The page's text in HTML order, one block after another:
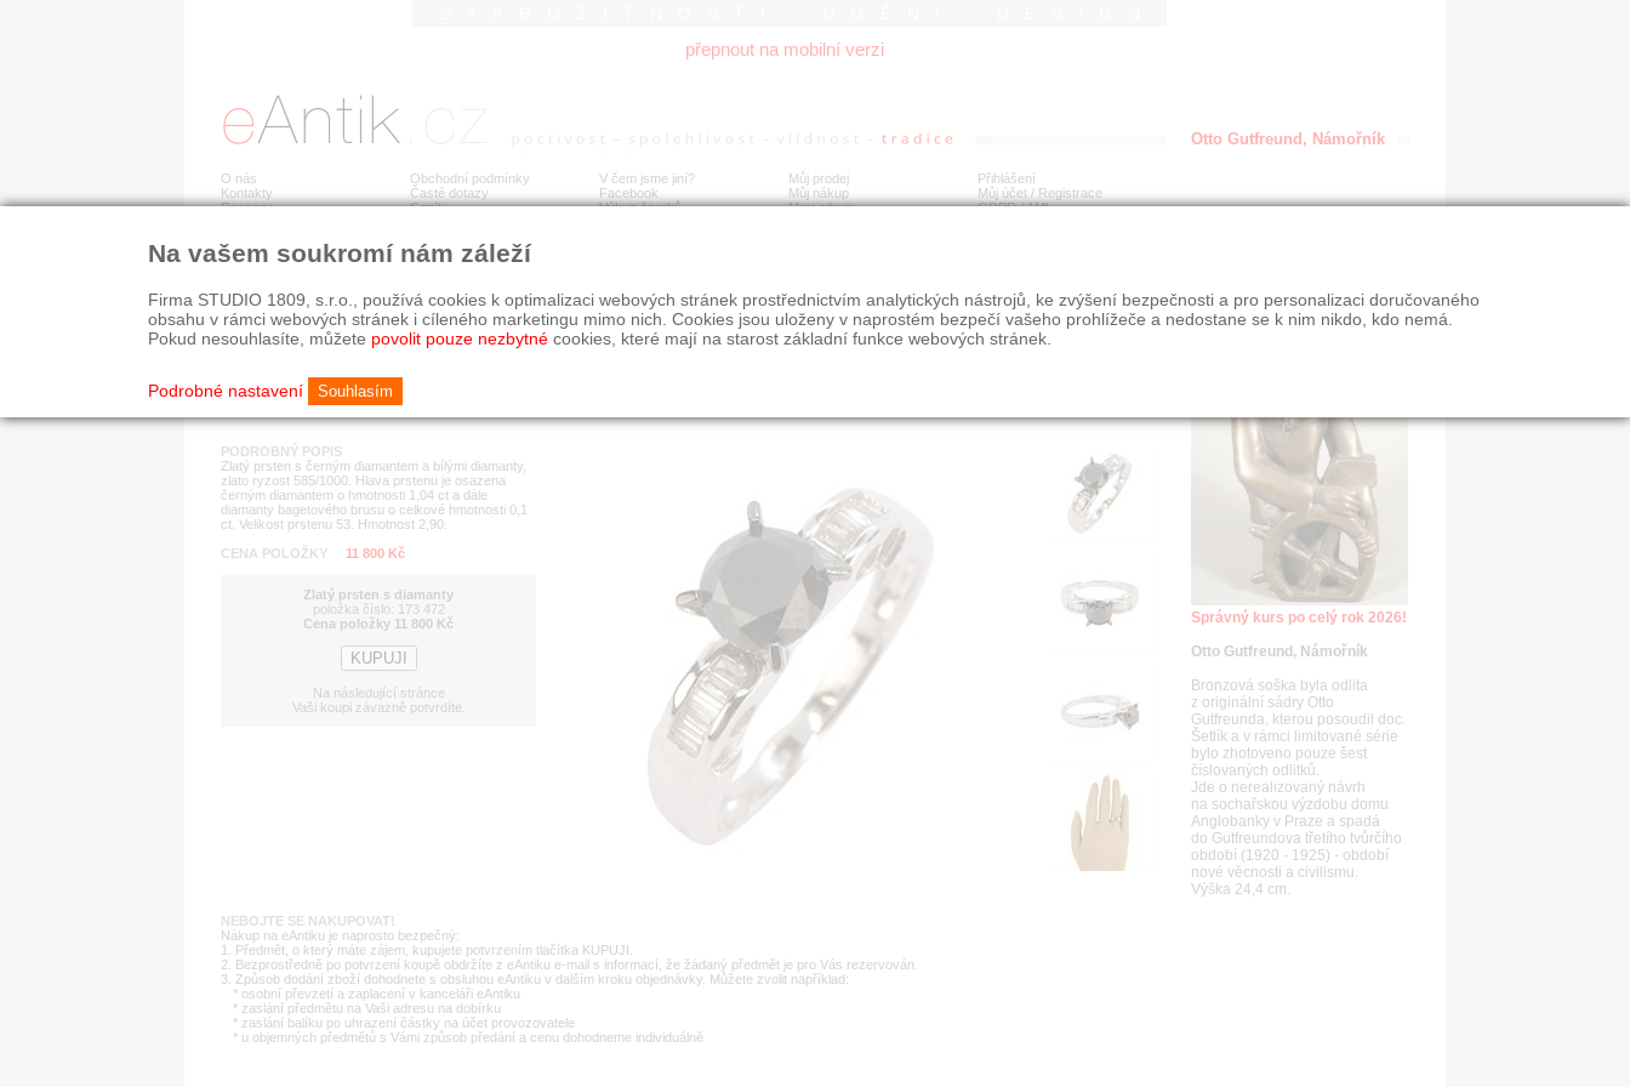
přepnout na mobilní verzi
O nás
Kontakty
Recenze
Obchodní podmínky
Časté dotazy
Ceník
V čem jsme jiní?
Facebook
Výkup šperků
Můj prodej
Můj nákup
Moje album
Přihlášení
Můj účet / Registrace
GDPR/AML
Detail položky č. 173 472 Zlatý prsten s diamanty
PODROBNÝ POPIS
Zlatý prsten s černým diamantem a bílými diamanty,
zlato ryzost 585/1000. Hlava prstenu je osazena
černým diamantem o hmotnosti 1,04 ct a dále
diamanty bagetového brusu o celkové hmotnosti 0,1
ct. Velikost prstenu 53. Hmotnost 2,90.
CENA POLOŽKY
11 800 Kč
Zlatý prsten s diamanty
položka číslo: 173 472
Cena položky 11 800 Kč
Na následující stránce
Vaši koupi závazně potvrdíte.
NEBOJTE SE NAKUPOVAT!
Nákup na eAntiku je naprosto bezpečný:
1. Předmět, o který máte zájem, kupujete potvrzením tlačítka KUPUJI.
2. Bezprostředně po potvrzení koupě obdržíte z eAntiku e-mail s informací, že žádaný předmět je pro Vás rezervován.
3. Způsob dodání zboží dohodnete s obsluhou eAntiku v dalším kroku objednávky. Můžete zvolit například:
* osobní převzetí a zaplacení v kanceláři eAntiku
* zaslání předmětu na Vaši adresu na dobírku
* zaslání balíku po uhrazení částky na účet provozovatele
* u objemných předmětů s Vámi způsob předání a cenu dohodneme individuálně
Otto Gutfreund, Námořník
Správný kurs po celý rok 2026!
Otto Gutfreund, Námořník
Bronzová soška byla odlita
z originální sádry Otto
Gutfreunda, kterou posoudil doc.
Šetlík a v rámci limitované série
bylo zhotoveno pouze šest
číslovaných odlitků.
Jde o nerealizovaný návrh
na sochařskou výzdobu domu
Anglobanky v Praze a spadá
do Gutfreundova třetího tvůrčího
období (1920 - 1925) - období
nové věcnosti a civilismu.
Výška 24,4 cm.
Na vašem soukromí nám záleží
Firma STUDIO 1809, s.r.o., používá cookies k optimalizaci webových stránek prostřednictvím analytických nástrojů, ke zvýšení bezpečnosti a pro personalizaci doručovaného
obsahu v rámci webových stránek i cíleného marketingu mimo nich. Cookies jsou uloženy v naprostém bezpečí vašeho prohlížeče a nedostane se k nim nikdo, kdo nemá.
Pokud nesouhlasíte, můžete povolit pouze nezbytné cookies, které mají na starost základní funkce webových stránek.
Podrobné nastavení Souhlasím